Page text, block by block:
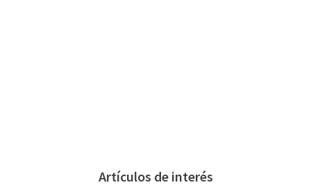
Artículos de interés